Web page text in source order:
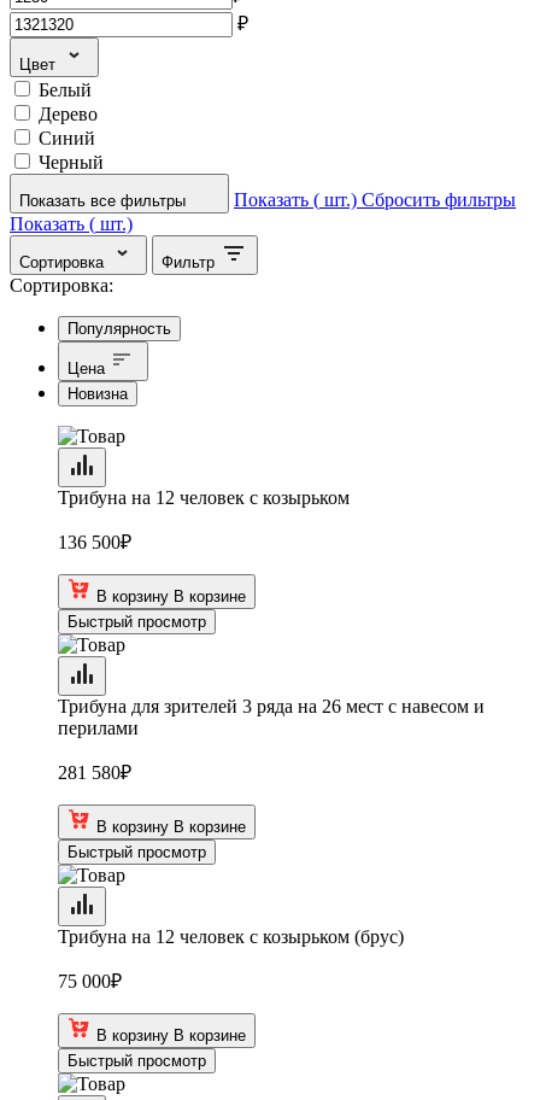
₽
Цвет
Белый
Дерево
Синий
Черный
Показать все фильтры Показать ( шт.) Сбросить фильтры
Показать ( шт.)
Сортировка Фильтр
Сортировка:
Популярность
Цена
Новизна
Трибуна на 12 человек с козырьком
136 500₽
В корзину В корзине
Быстрый просмотр
Трибуна для зрителей 3 ряда на 26 мест с навесом и
перилами
281 580₽
В корзину В корзине
Быстрый просмотр
Трибуна на 12 человек с козырьком (брус)
75 000₽
В корзину В корзине
Быстрый просмотр